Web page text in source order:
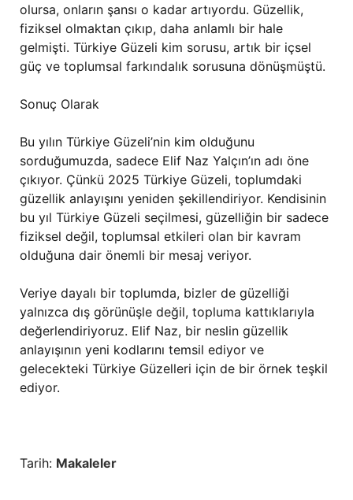
olursa, onların şansı o kadar artıyordu. Güzellik,
fiziksel olmaktan çıkıp, daha anlamlı bir hale
gelmişti. Türkiye Güzeli kim sorusu, artık bir içsel
güç ve toplumsal farkındalık sorusuna dönüşmüştü.
Sonuç Olarak
Bu yılın Türkiye Güzeli’nin kim olduğunu
sorduğumuzda, sadece Elif Naz Yalçın’ın adı öne
çıkıyor. Çünkü 2025 Türkiye Güzeli, toplumdaki
güzellik anlayışını yeniden şekillendiriyor. Kendisinin
bu yıl Türkiye Güzeli seçilmesi, güzelliğin bir sadece
fiziksel değil, toplumsal etkileri olan bir kavram
olduğuna dair önemli bir mesaj veriyor.
Veriye dayalı bir toplumda, bizler de güzelliği
yalnızca dış görünüşle değil, topluma kattıklarıyla
değerlendiriyoruz. Elif Naz, bir neslin güzellik
anlayışının yeni kodlarını temsil ediyor ve
gelecekteki Türkiye Güzelleri için de bir örnek teşkil
ediyor.
Tarih: Makaleler